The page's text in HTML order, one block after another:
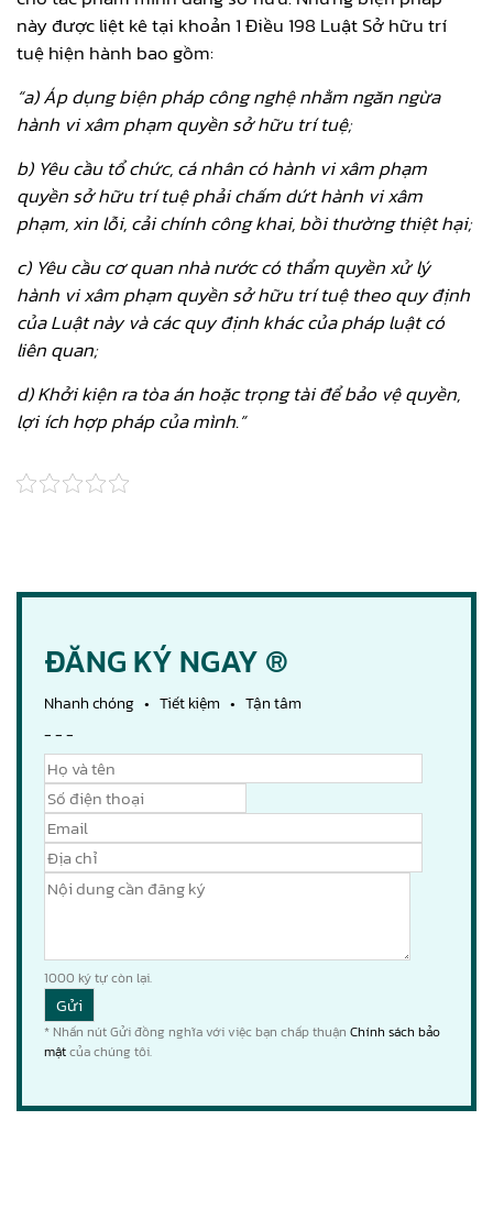
này được liệt kê tại khoản 1 Điều 198 Luật Sở hữu trí
tuệ hiện hành bao gồm:
“a) Áp dụng biện pháp công nghệ nhằm ngăn ngừa
hành vi xâm phạm quyền sở hữu trí tuệ;
b) Yêu cầu tổ chức, cá nhân có hành vi xâm phạm
quyền sở hữu trí tuệ phải chấm dứt hành vi xâm
phạm, xin lỗi, cải chính công khai, bồi thường thiệt hại;
c) Yêu cầu cơ quan nhà nước có thẩm quyền xử lý
hành vi xâm phạm quyền sở hữu trí tuệ theo quy định
của Luật này và các quy định khác của pháp luật có
liên quan;
d) Khởi kiện ra tòa án hoặc trọng tài để bảo vệ quyền,
lợi ích hợp pháp của mình.”
ĐĂNG KÝ NGAY ®
Nhanh chóng • Tiết kiệm • Tận tâm
- - -
1000 ký tự còn lại.
* Nhấn nút Gửi đồng nghĩa với việc bạn chấp thuận Chính sách bảo
mậtcủa chúng tôi.